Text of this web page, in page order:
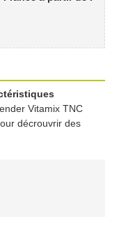
Vitamix TNC
décrouvrir des